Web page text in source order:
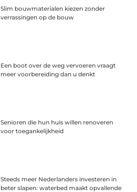
Slim bouwmaterialen kiezen zonder
verrassingen op de bouw
Een boot over de weg vervoeren vraagt
meer voorbereiding dan u denkt
Senioren die hun huis willen renoveren
voor toegankelijkheid
Steeds meer Nederlanders investeren in
beter slapen: waterbed maakt opvallende